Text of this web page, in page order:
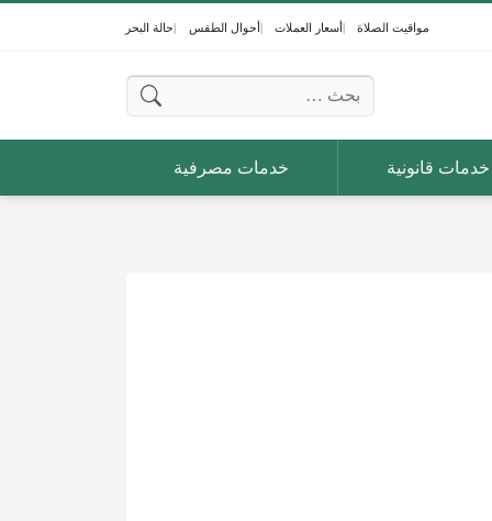
مواقيت الصلاة أسعار العملات أحوال الطقس حالة البحر
البحث عن:
خدمات قانونية خدمات مصرفية